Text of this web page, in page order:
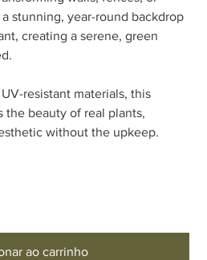
stunning, year-round backdrop
creating a serene, green
resistant materials, this
the beauty of real plants,
without the upkeep.
ao carrinho